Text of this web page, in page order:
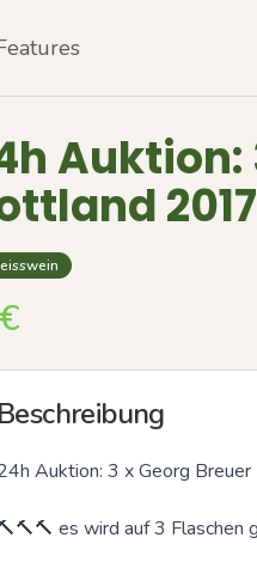
Auktion:
€
Beschreibung
Auktion: 3 x Georg
es wird auf 3 Flaschen